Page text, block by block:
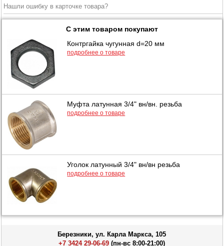
Нашли ошибку в карточке товара?
С этим товаром покупают
Контргайка чугунная d=20 мм
подробнее о товаре
Муфта латунная 3/4" вн/вн. резьба
подробнее о товаре
Уголок латунный 3/4" вн/вн резьба
подробнее о товаре
Березники, ул. Карла Маркса, 105
+7 3424 29-06-69 (пн-вс 8:00-21:00)